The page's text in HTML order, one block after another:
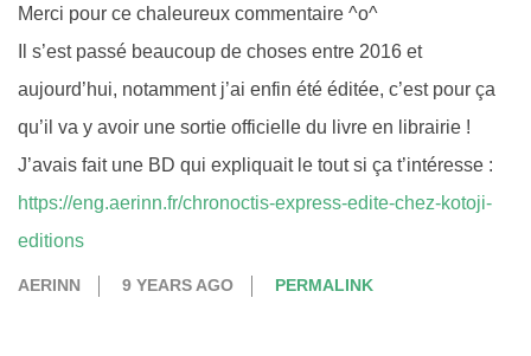
Merci pour ce chaleureux commentaire ^o^
Il s’est passé beaucoup de choses entre 2016 et
aujourd’hui, notamment j’ai enfin été éditée, c’est pour ça
qu’il va y avoir une sortie officielle du livre en librairie !
J’avais fait une BD qui expliquait le tout si ça t’intéresse :
https://eng.aerinn.fr/chronoctis-express-edite-chez-kotoji-
editions
AERINN 9 YEARS AGO PERMALINK